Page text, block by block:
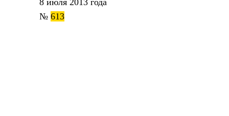
8 июля 2013 года
№ 613